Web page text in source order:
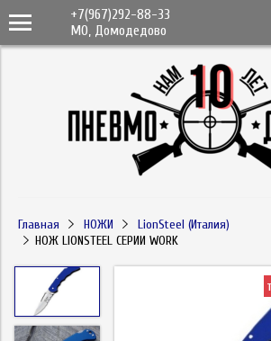
+7(967)292-88-33
МО, Домодедово
Главная НОЖИ
LionSteel (Италия)
НОЖ LIONSTEEL СЕРИИ WORK